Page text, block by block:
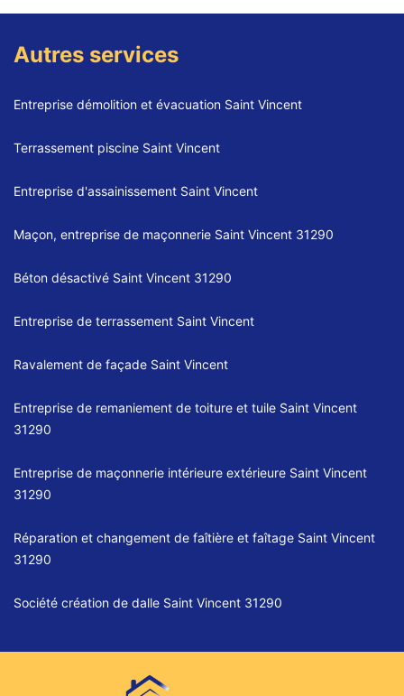
Autres services
Entreprise démolition et évacuation Saint Vincent
Terrassement piscine Saint Vincent
Entreprise d'assainissement Saint Vincent
Maçon, entreprise de maçonnerie Saint Vincent 31290
Béton désactivé Saint Vincent 31290
Entreprise de terrassement Saint Vincent
Ravalement de façade Saint Vincent
Entreprise de remaniement de toiture et tuile Saint Vincent
31290
Entreprise de maçonnerie intérieure extérieure Saint Vincent
31290
Réparation et changement de faîtière et faîtage Saint Vincent
31290
Société création de dalle Saint Vincent 31290